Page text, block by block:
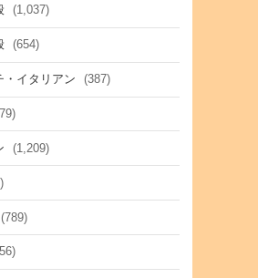
(1,037)
(654)
・イタリアン (387)
(1,209)
(789)